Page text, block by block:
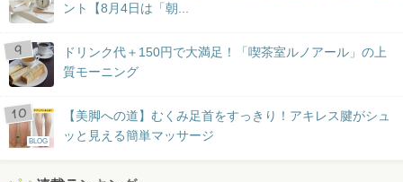
ント【8月4日は「朝...
ドリンク代＋150円で大満足！「喫茶室ルノアール」の上
質モーニング
BLOG
【美脚への道】むくみ足首をすっきり！アキレス腱がシュ
ッと見える簡単マッサージ